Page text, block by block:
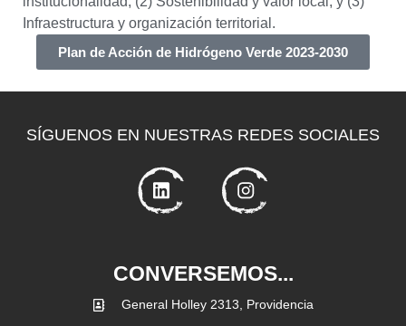
Infraestructura y organización territorial.
Plan de Acción de Hidrógeno Verde 2023-2030
SÍGUENOS EN NUESTRAS REDES SOCIALES
CONVERSEMOS...
General Holley 2313, Providencia